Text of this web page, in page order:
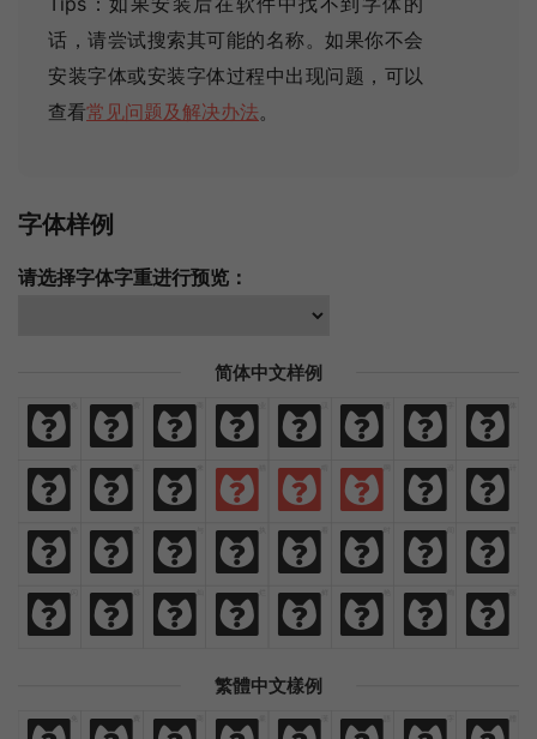
话，请尝试搜索其可能的名称。如果你不会
安装字体或安装字体过程中出现问题，可以
查看常见问题及解决办法。
字体样例
请选择字体字重进行预览：
简体中文样例
免 费 商
商 业
业 汉 语 字
字 体
体
欢 迎 来 猫 啃 网 设 计
热 爱 与 执 着 时 间 里
闪 烁 灿
灿 烂
烂 鲜 艳 绚
绚 丽
丽
繁體中文樣例